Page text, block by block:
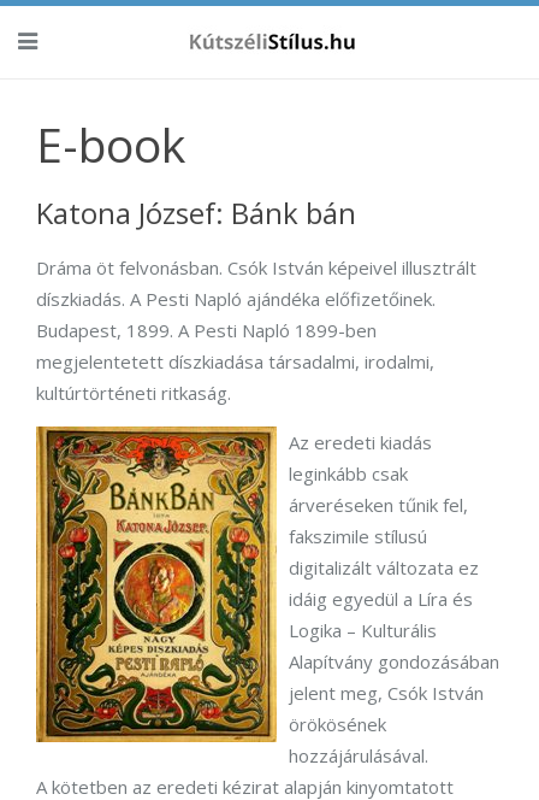
E-book
Katona József: Bánk bán
Dráma öt felvonásban. Csók István képeivel illusztrált
díszkiadás. A Pesti Napló ajándéka előfizetőinek.
Budapest, 1899. A Pesti Napló 1899-ben
megjelentetett díszkiadása társadalmi, irodalmi,
kultúrtörténeti ritkaság.
Az eredeti kiadás
leginkább csak
árveréseken tűnik fel,
fakszimile stílusú
digitalizált változata ez
idáig egyedül a Líra és
Logika – Kulturális
Alapítvány gondozásában
jelent meg, Csók István
örökösének
hozzájárulásával.
A kötetben az eredeti kézirat alapján kinyomtatott